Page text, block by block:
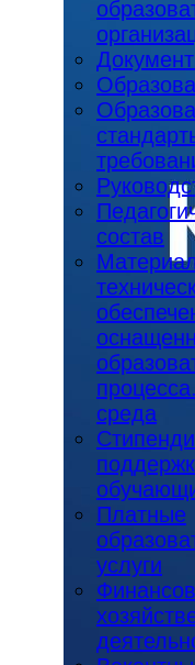
состав
среда
Платные
услуги